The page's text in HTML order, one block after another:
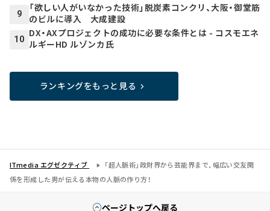
9
「欲しい人がいなかった技術」脱炭素コンクリ、大阪・御堂筋
のビルに導入 大成建設
10
DX・AXプロジェクトの成功に必要な条件とは - コスモエネ
ルギーHD ルゾンカ氏
ランキングをもっと見る
ITmedia エグゼクティブ
「超人脈術」政財界から芸能界まで、幅広い交友関
係を形成した男が伝える本物の人脈の作り方！
ページトップへ戻る